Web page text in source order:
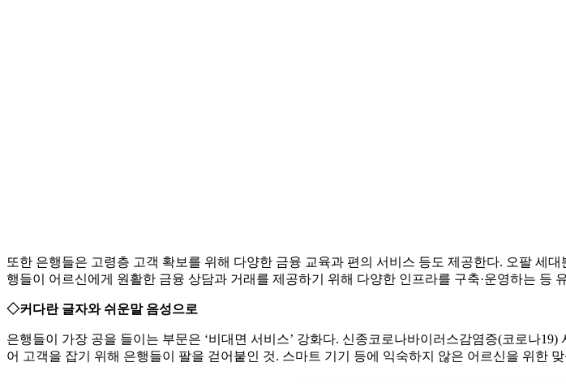
또한 은행들은 고령층 고객 확보를 위해 다양한 금융 교육과 편의 서비스 등도 제공한다. 오팔 세
행들이 어르신에게 원활한 금융 상담과 거래를 제공하기 위해 다양한 인프라를 구축·운영하는 등
◇커다란 글자와 쉬운말 음성으로
은행들이 가장 공을 들이는 부문은 ‘비대면 서비스’ 강화다. 신종코로나바이러스감염증(코로나
어 고객을 잡기 위해 은행들이 팔을 걷어붙인 것. 스마트 기기 등에 익숙하지 않은 어르신을 위한